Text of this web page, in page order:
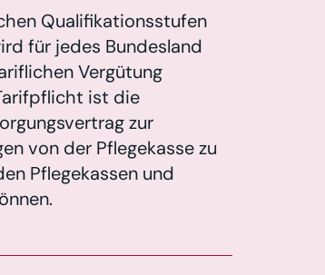
Qualifikationsstufen
für jedes Bundesland
Vergütung
ist die
zur
von der Pflegekasse zu
Pflegekassen und